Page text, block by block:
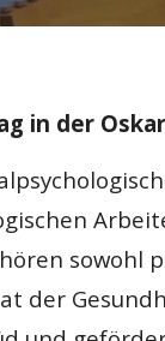
in der
sowohl
der